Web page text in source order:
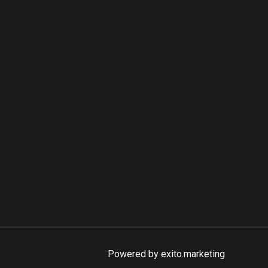
Powered by exito.marketing